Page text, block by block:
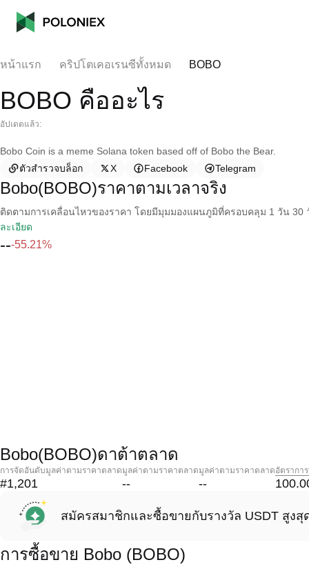
หน้าแรก คริปโตเคอเรนซีทั้งหมด BOBO
BOBO คืออะไร
อัปเดตแล้ว:
Bobo Coin is a meme Solana token based off of Bobo the Bear.
ตัวสำรวจบล็อก
X Facebook Telegram
Bobo(BOBO)ราคาตามเวลาจริง
ติดตามการเคลื่อนไหวของราคา โดยมีมุมมองแผนภูมิที่ครอบคลุม 1 วัน 30
ละเอียด
---55.21%
Bobo(BOBO)ดาต้าตลาด
การจัดอันดับมูลค่าตามราคาตลาด
#1,201
มูลค่าตามราคาตลาด
--
มูลค่าตามราคาตลาด
--
อัตรากา
สมัครสมาชิกและซื้อขายกับรางวัล USDT สูงสุ
การซื้อขาย Bobo (BOBO)